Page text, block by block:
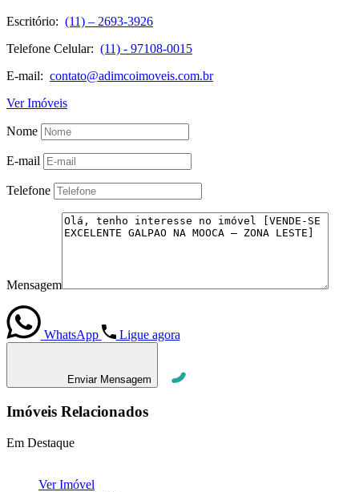
Escritório: (11) – 2693-3926
Telefone Celular: (11) - 97108-0015
E-mail: contato@adimcoimoveis.com.br
Ver Imóveis
Nome
E-mail
Telefone
Mensagem
WhatsApp Ligue agora
Enviar Mensagem
Imóveis Relacionados
Em Destaque
Ver Imóvel